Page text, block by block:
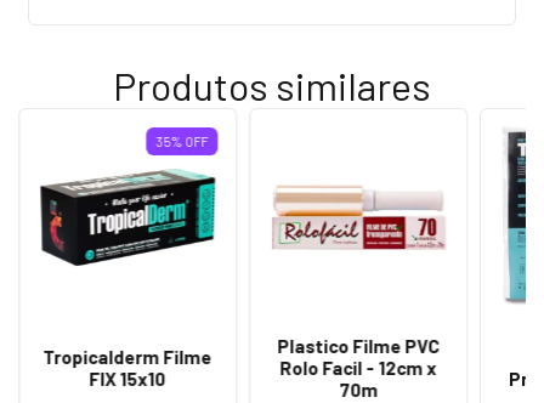
Produtos similares
35% OFF
Tropicalderm Filme
FIX 15x10
Plastico Filme PVC
Rolo Facil - 12cm x
70m